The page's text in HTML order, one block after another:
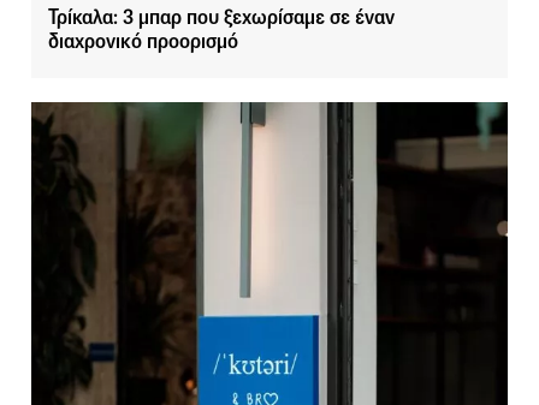
Τρίκαλα: 3 μπαρ που ξεχωρίσαμε σε έναν
διαχρονικό προορισμό